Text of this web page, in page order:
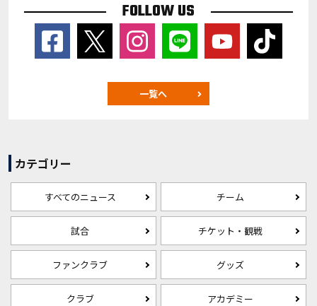
FOLLOW US
一覧へ
カテゴリー
すべてのニュース チーム
試合 チケット・観戦
ファンクラブ グッズ
クラブ アカデミー